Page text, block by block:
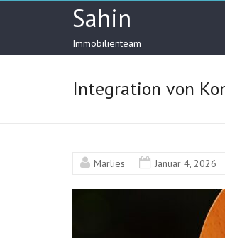
Sahin
Immobilienteam
Integration von
Marlies Januar 4, 2026